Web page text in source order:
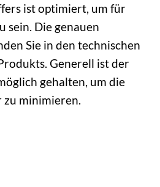
ist optimiert, um für
sein. Die genauen
Sie in den technischen
Generell ist der
gehalten, um die
zu minimieren.